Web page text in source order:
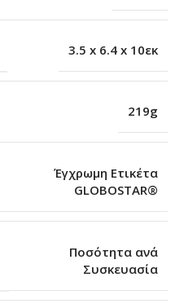
3.5 x 6.4 x 10εκ
219g
Έγχρωμη Ετικέτα
GLOBOSTAR®
Ποσότητα ανά
Συσκευασία